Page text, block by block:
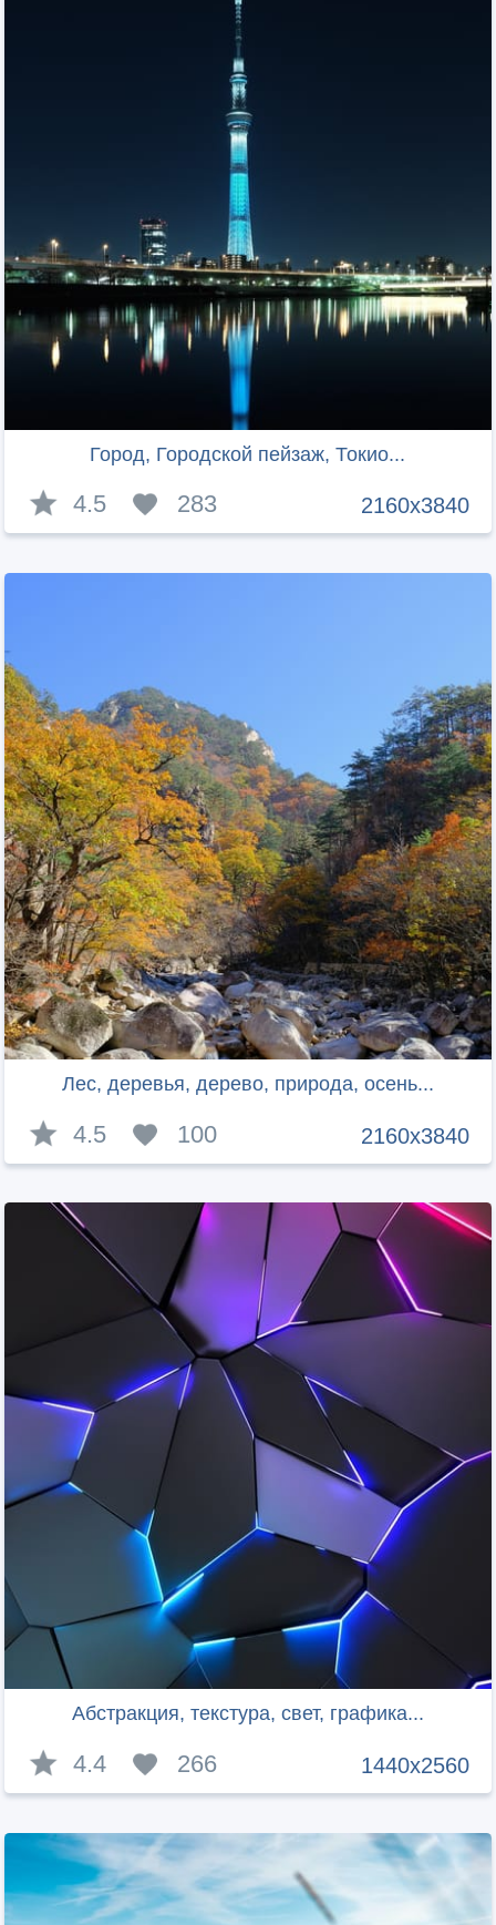
Город, Городской пейзаж, Токио...
2160x3840
4.5 283
Лес, деревья, дерево, природа, осень...
2160x3840
4.5 100
Абстракция, текстура, свет, графика...
1440x2560
4.4 266